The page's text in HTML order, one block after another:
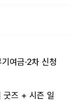
여금·2차 신청
즈 + 시즌 일